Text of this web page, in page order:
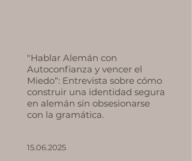
"Hablar Alemán con
Autoconfianza y vencer el
Miedo“: Entrevista sobre cómo
construir una identidad segura
en alemán sin obsesionarse
con la gramática.
15.06.2025